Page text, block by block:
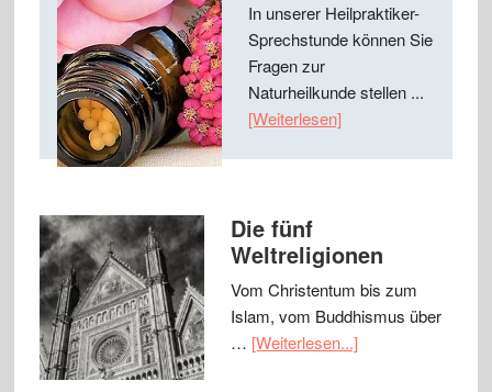
In unserer Heilpraktiker-
Sprechstunde können Sie
Fragen zur
Naturheilkunde stellen ...
[Weiterlesen]
Die fünf
Weltreligionen
Vom Christentum bis zum
Islam, vom Buddhismus über
… [Weiterlesen...]